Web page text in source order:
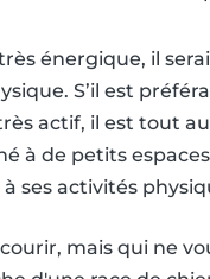
énergique, il
S’il est
actif, il est tout
à de petits
ses activités
mais qui ne